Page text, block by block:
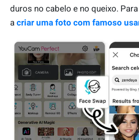
duros no cabelo e no queixo.
a criar uma foto com famoso